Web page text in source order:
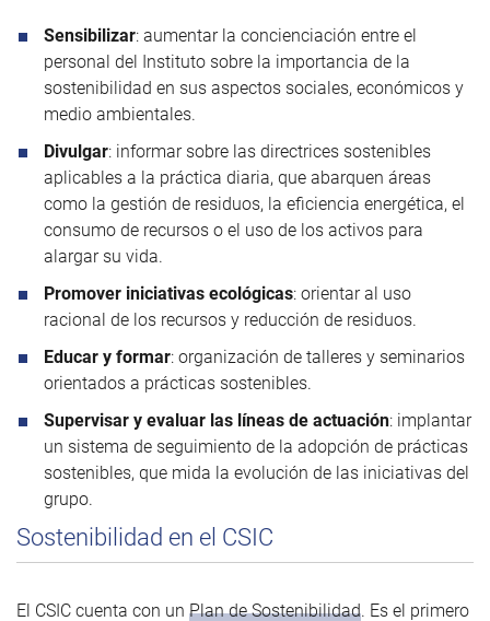
Sensibilizar: aumentar la concienciación entre el
personal del Instituto sobre la importancia de la
sostenibilidad en sus aspectos sociales, económicos y
medio ambientales.
Divulgar: informar sobre las directrices sostenibles
aplicables a la práctica diaria, que abarquen áreas
como la gestión de residuos, la eficiencia energética, el
consumo de recursos o el uso de los activos para
alargar su vida.
Promover iniciativas ecológicas: orientar al uso
racional de los recursos y reducción de residuos.
Educar y formar: organización de talleres y seminarios
orientados a prácticas sostenibles.
Supervisar y evaluar las líneas de actuación: implantar
un sistema de seguimiento de la adopción de prácticas
sostenibles, que mida la evolución de las iniciativas del
grupo.
Sostenibilidad en el CSIC
El CSIC cuenta con un Plan de Sostenibilidad. Es el primero